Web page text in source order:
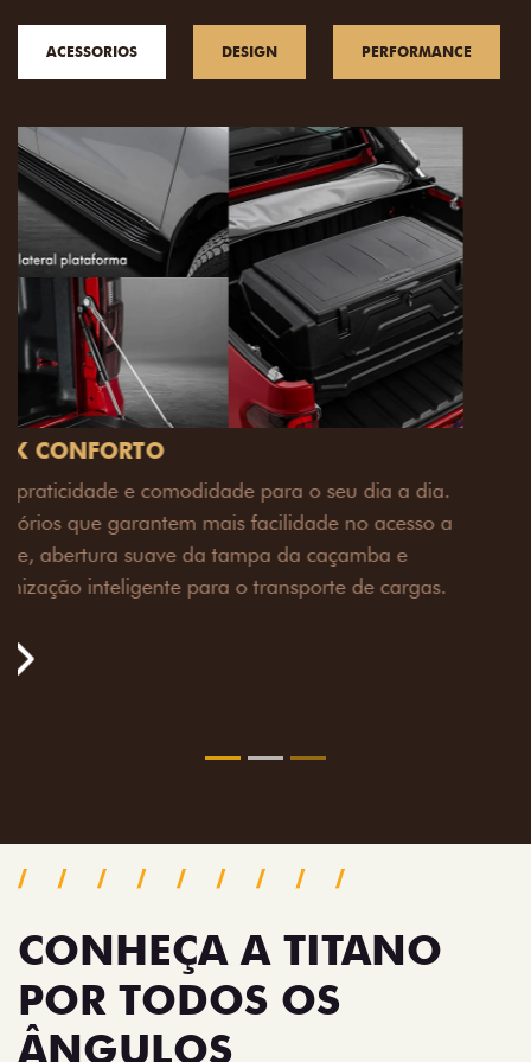
ACESSORIOS DESIGN PERFORMANCE
PACK OFF-ROAD
Prepare sua picape para qualquer desafio. O Pack
off-road combina engate de reboque para até 3,5
toneladas, alargadores de para-lamas e overbumper,
oferecendo mais capacidade de reboque, proteção
imponente para enfrentar qualquer terreno com
confiança.
Pack tecnologia
CONHEÇA A TITANO
POR TODOS OS
ÂNGULOS